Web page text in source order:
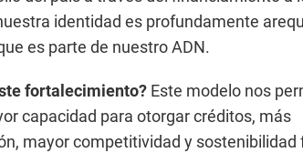
identidad es profundamente
es parte de nuestro ADN.
fortalecimiento? Este modelo nos
capacidad para otorgar créditos, más
mayor competitividad y sostenibilidad